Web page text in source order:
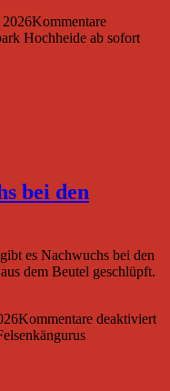
2026Kommentare
Hochheide ab sofort
bei den
es Nachwuchs bei den
dem Beutel geschlüpft.
Kommentare deaktiviert